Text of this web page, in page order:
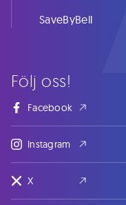
Följ oss!
Facebook
Instagram
X
SaveByBell